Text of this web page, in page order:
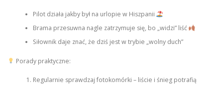
Pilot działa jakby był na urlopie w Hiszpanii
Brama przesuwna nagle zatrzymuje się, bo „widzi” liść
Siłownik daje znać, że dziś jest w trybie „wolny duch”
Porady praktyczne:
Regularnie sprawdzaj fotokomórki – liście i śnieg potrafią